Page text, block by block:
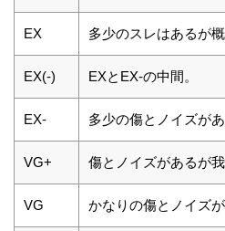
EX 多少のスレはあるが概
EX(-) EXとEX-の中間。
EX- 多少の傷とノイズがあ
VG+ 傷とノイズがあるが我
VG かなりの傷とノイズが